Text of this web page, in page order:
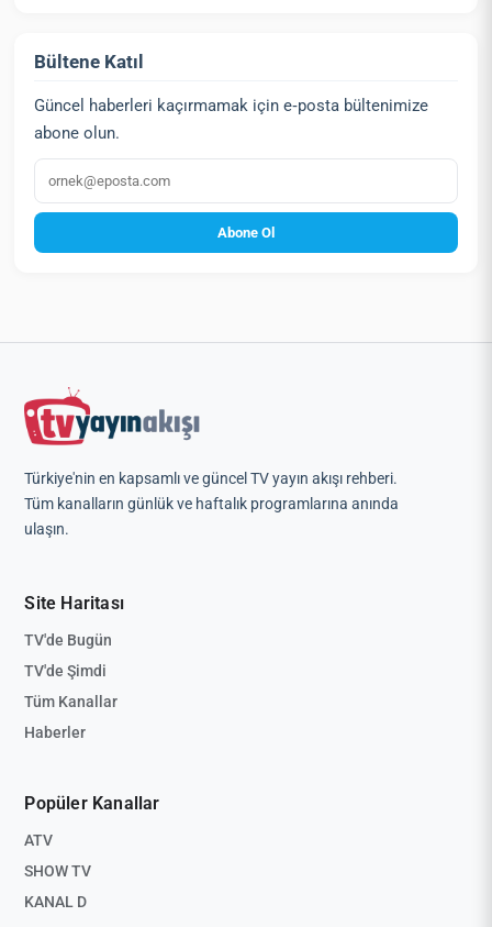
Bültene Katıl
Güncel haberleri kaçırmamak için e‑posta bültenimize
abone olun.
E‑posta
Abone Ol
Türkiye'nin en kapsamlı ve güncel TV yayın akışı rehberi.
Tüm kanalların günlük ve haftalık programlarına anında
ulaşın.
Site Haritası
TV'de Bugün
TV'de Şimdi
Tüm Kanallar
Haberler
Popüler Kanallar
ATV
SHOW TV
KANAL D